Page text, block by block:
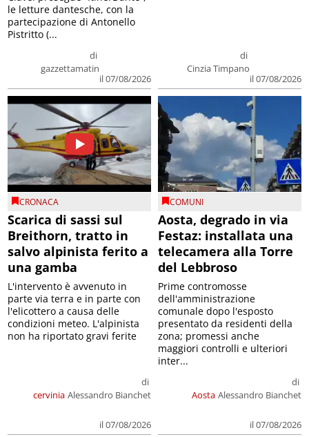
di
gazzettamatin
il 07/08/2026
le letture dantesche, con la
partecipazione di Antonello
Pistritto (...
di
Cinzia Timpano
il 07/08/2026
CRONACA
Scarica di sassi sul
Breithorn, tratto in
salvo alpinista ferito a
una gamba
cervinia
di
Alessandro Bianchet
il 07/08/2026
L'intervento è avvenuto in
parte via terra e in parte con
l'elicottero a causa delle
condizioni meteo. L'alpinista
non ha riportato gravi ferite
COMUNI
Aosta, degrado in via
Festaz: installata una
telecamera alla Torre
del Lebbroso
Aosta
di
Alessandro Bianchet
il 07/08/2026
Prime contromosse
dell'amministrazione
comunale dopo l'esposto
presentato da residenti della
zona; promessi anche
maggiori controlli e ulteriori
inter...